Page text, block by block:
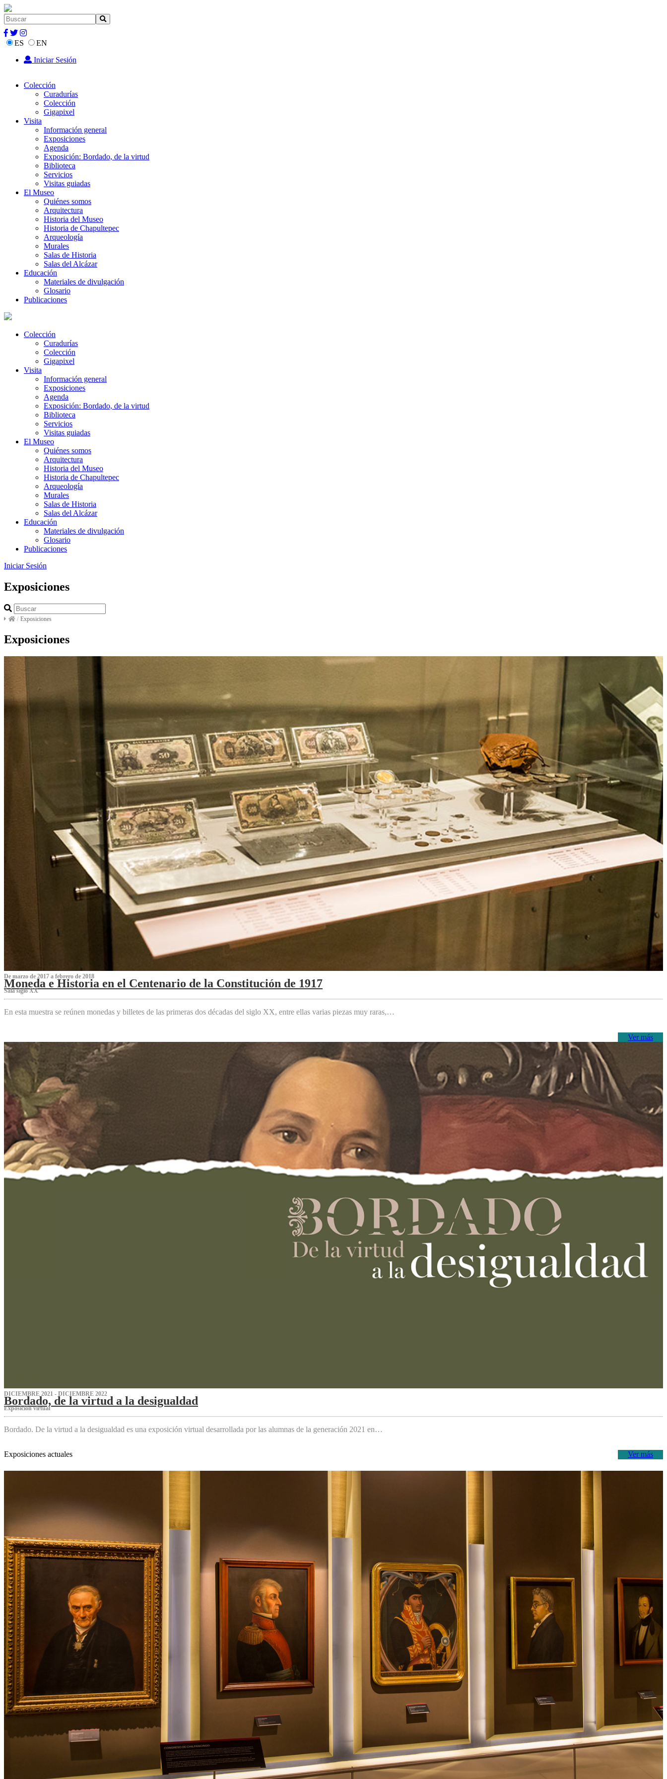
ES
EN
Iniciar Sesión
Colección
Curadurías
Colección
Gigapixel
Visita
Información general
Exposiciones
Agenda
Exposición: Bordado, de la virtud
Biblioteca
Servicios
Visitas guiadas
El Museo
Quiénes somos
Arquitectura
Historia del Museo
Historia de Chapultepec
Arqueología
Murales
Salas de Historia
Salas del Alcázar
Educación
Materiales de divulgación
Glosario
Publicaciones
Colección
Curadurías
Colección
Gigapixel
Visita
Información general
Exposiciones
Agenda
Exposición: Bordado, de la virtud
Biblioteca
Servicios
Visitas guiadas
El Museo
Quiénes somos
Arquitectura
Historia del Museo
Historia de Chapultepec
Arqueología
Murales
Salas de Historia
Salas del Alcázar
Educación
Materiales de divulgación
Glosario
Publicaciones
Iniciar Sesión
Exposiciones
/ Exposiciones
Exposiciones
De marzo de 2017 a febrero de 2018
Moneda e Historia en el Centenario de la Constitución de 1917
Sala siglo XX
En esta muestra se reúnen monedas y billetes de las primeras dos décadas del siglo XX, entre ellas varias piezas muy raras,…
Ver más
DICIEMBRE 2021 - DICIEMBRE 2022
Bordado, de la virtud a la desigualdad
Exposición virtual‌
Bordado. De la virtud a la desigualdad es una exposición virtual desarrollada por las alumnas de la generación 2021 en…
Ver más
Exposiciones actuales